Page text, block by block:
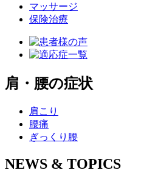
マッサージ
保険治療
肩・腰の症状
肩こり
腰痛
ぎっくり腰
NEWS & TOPICS